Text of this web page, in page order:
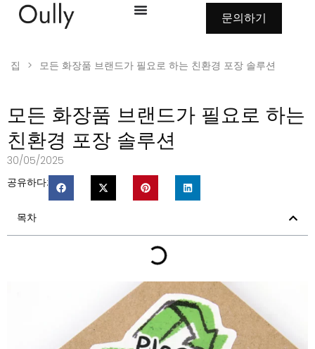
문의하기
집 > 모든 화장품 브랜드가 필요로 하는 친환경 포장 솔루션
모든 화장품 브랜드가 필요로 하는
친환경 포장 솔루션
30/05/2025
공유하다:
목차